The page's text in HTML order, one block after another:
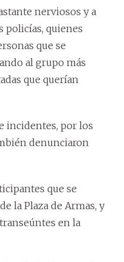
nerviosos y a
policías, quienes
que se
al grupo más
que querían
incidentes, por los
denunciaron
que se
la Plaza de Armas, y
en la